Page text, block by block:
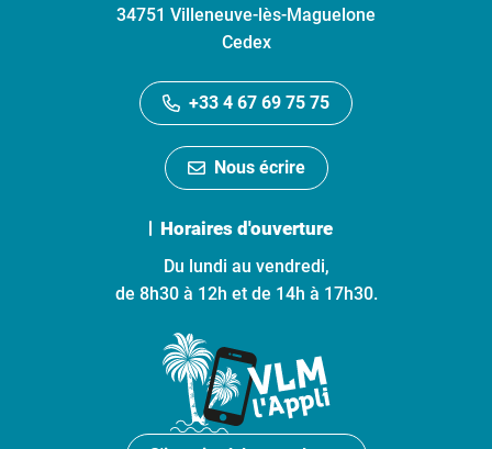
34751 Villeneuve-lès-Maguelone
Cedex
+33 4 67 69 75 75
Nous écrire
Horaires d'ouverture
Du lundi au vendredi,
de 8h30 à 12h et de 14h à 17h30.